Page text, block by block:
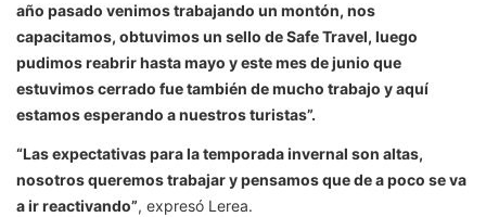
año pasado venimos trabajando un montón, nos
capacitamos, obtuvimos un sello de Safe Travel, luego
pudimos reabrir hasta mayo y este mes de junio que
estuvimos cerrado fue también de mucho trabajo y aquí
estamos esperando a nuestros turistas”.
“Las expectativas para la temporada invernal son altas,
nosotros queremos trabajar y pensamos que de a poco se va
a ir reactivando”, expresó Lerea.